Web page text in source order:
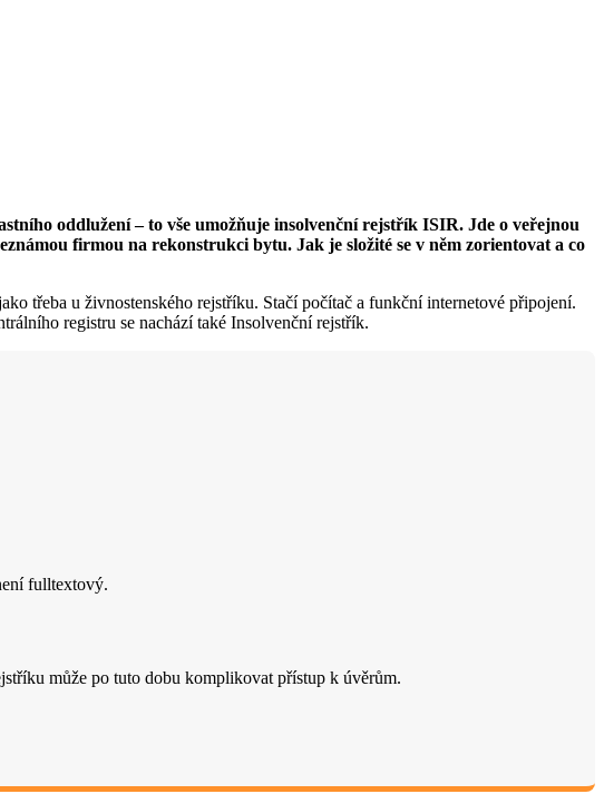
oddlužení – to vše umožňuje insolvenční rejstřík ISIR. Jde o veřejnou
firmou na rekonstrukci bytu. Jak je složité se v něm zorientovat a co
třeba u živnostenského rejstříku. Stačí počítač a funkční internetové připojení.
registru se nachází také Insolvenční rejstřík.
fulltextový.
může po tuto dobu komplikovat přístup k úvěrům.